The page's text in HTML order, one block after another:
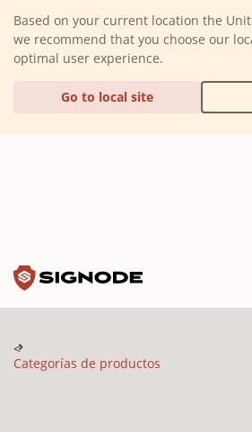
Based on your current location the
we recommend that you choose our
optimal user experience.
Go to local site
Categorías de productos